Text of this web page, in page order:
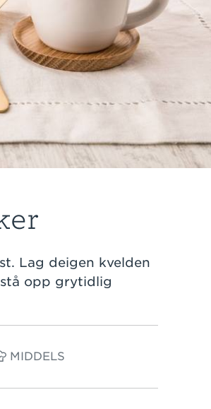
Lag deigen kvelden
opp grytidlig
MIDDELS